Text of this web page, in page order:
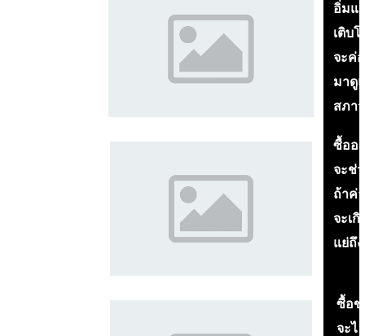
อิ่มแ
เติบ
จะค่
มาดูแ
สภา
ซื้ออ
จะช่ว
ถ้าค่า
จะเกิ
แย่ถึ
ซื้อ
จะไ